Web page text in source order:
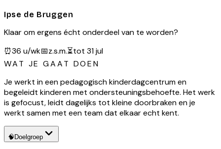
Ipse de Bruggen
Klaar om ergens écht onderdeel van te worden?
⏰36 u/wk📅z.s.m.⏳tot 31 jul
WAT JE GAAT DOEN
Je werkt in een pedagogisch kinderdagcentrum en
begeleidt kinderen met ondersteuningsbehoefte. Het werk
is gefocust, leidt dagelijks tot kleine doorbraken en je
werkt samen met een team dat elkaar echt kent.
🧠 Doelgroep